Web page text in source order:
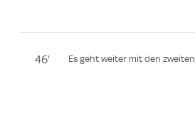
46' Es geht weiter mit den